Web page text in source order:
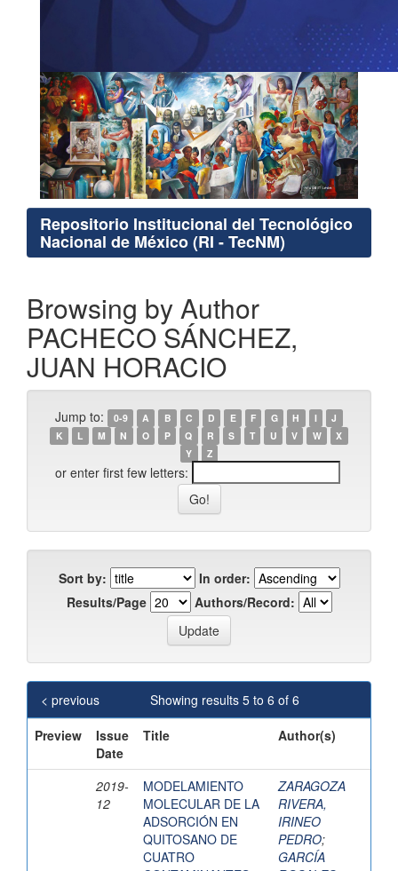
Repositorio Institucional del Tecnológico
Nacional de México (RI - TecNM)
Browsing by Author
PACHECO SÁNCHEZ,
JUAN HORACIO
Jump to: 0-9 A B C D E F G H I
J
K
L M N O P Q R S T U V W
X
Y
Z
or enter first few letters:
Sort by:
In order:
Results/Page
Authors/Record:
Showing results 5 to 6 of 6
< previous
Preview
Issue
Date
Title Author(s)
2019-
12
MODELAMIENTO
MOLECULAR DE LA
ADSORCIÓN EN
QUITOSANO DE
CUATRO
ZARAGOZA
RIVERA,
IRINEO
PEDRO;
GARCÍA